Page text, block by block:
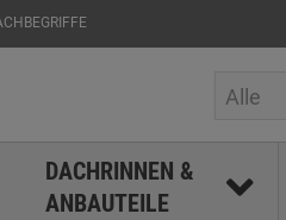
Alle
DACHRINNEN &
ANBAUTEILE